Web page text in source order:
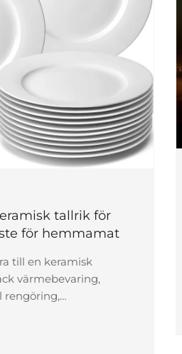
tallrik för
för hemmamat
till en keramisk
värmebevaring,
rengöring,
– handla nu.